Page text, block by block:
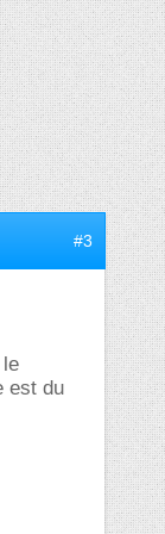
#3
est du